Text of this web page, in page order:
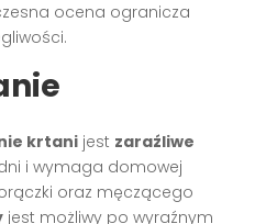
ocena ogranicza
krtani jest zaraźliwe
i wymaga domowej
oraz męczącego
jest możliwy po wyraźnym